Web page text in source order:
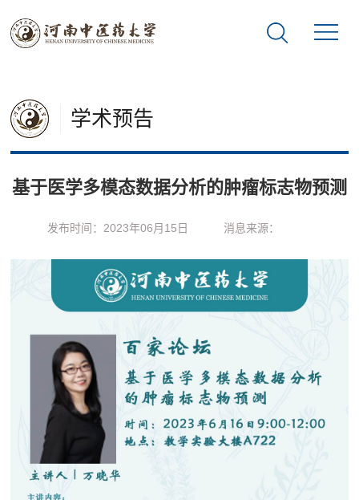
学术预告
基于医学多模态数据分析的肿瘤标志物预测
发布时间：2023年06月15日 消息来源：